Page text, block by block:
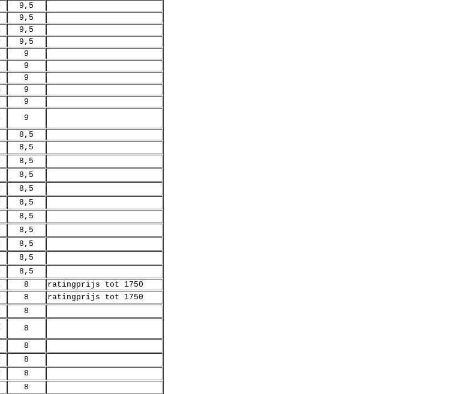
9,5
9,5
9,5
9,5
9
9
9
9
9
9
8,5
8,5
8,5
8,5
8,5
8,5
8,5
8,5
8,5
8,5
8,5
8
ratingprijs tot 1750
8
ratingprijs tot 1750
8
8
8
8
8
8